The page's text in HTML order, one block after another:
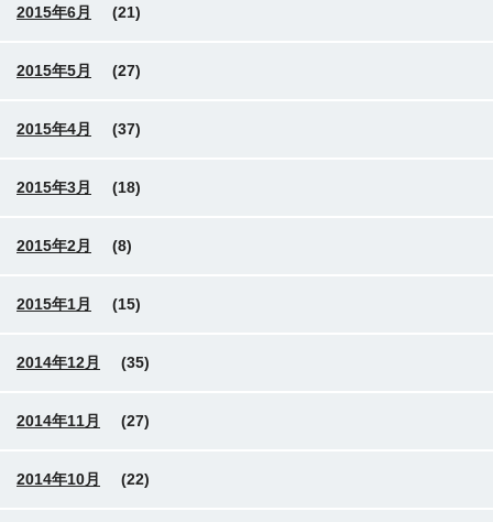
2015年6月 (21)
2015年5月 (27)
2015年4月 (37)
2015年3月 (18)
2015年2月 (8)
2015年1月 (15)
2014年12月 (35)
2014年11月 (27)
2014年10月 (22)